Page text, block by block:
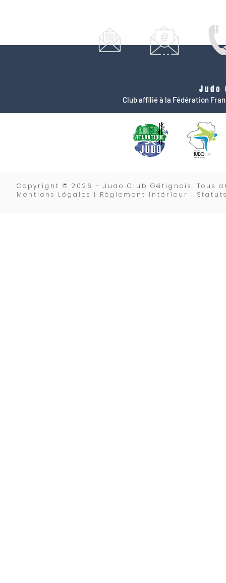
Judo
Club affilié à la Fédération
Copyrigh t © 2026 – Judo Club Gétignois. Tous
Mentions Légales | Règlement Intérieur |